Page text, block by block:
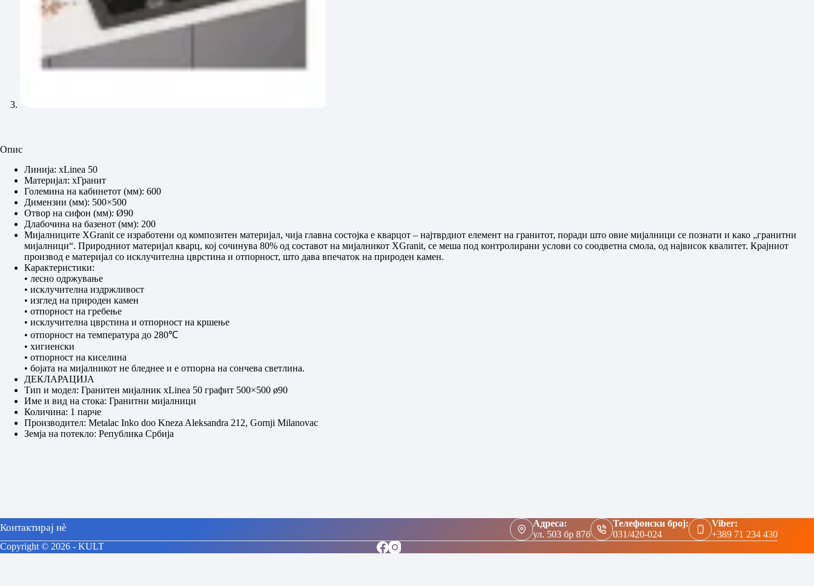
Опис
Линија: xLinea 50
Материјал: xГранит
Големина на кабинетот (мм): 600
Димензии (мм): 500×500
Отвор на сифон (мм): Ø90
Длабочина на базенот (мм): 200
Мијалниците XGranit се изработени од композитен материјал, чија главна состојка е кварцот – најтврдиот елемент на гранитот, поради што овие мијалници се познати и како „гранитни
мијалници“. Природниот материјал кварц, кој сочинува 80% од составот на мијалникот XGranit, се меша под контролирани услови со соодветна смола, од највисок квалитет. Крајниот
производ е материјал со исклучителна цврстина и отпорност, што дава впечаток на природен камен.
Карактеристики:
• лесно одржување
• исклучителна издржливост
• изглед на природен камен
• отпорност на гребење
• исклучителна цврстина и отпорност на кршење
• отпорност на температура до 280℃
• хигиенски
• отпорност на киселина
• бојата на мијалникот не бледнее и е отпорна на сончева светлина.
ДЕКЛАРАЦИЈА
Тип и модел: Гранитен мијалник xLinea 50 графит 500×500 ø90
Име и вид на стока: Гранитни мијалници
Количина: 1 парче
Производител: Metalac Inko doo Kneza Aleksandra 212, Gornji Milanovac
Земја на потекло: Република Србија
Контактирај нè
Адреса:
ул. 503 бр 87б
Телефонски број:
031/420-024
Viber:
+389 71 234 430
Copyright © 2026 - KULT